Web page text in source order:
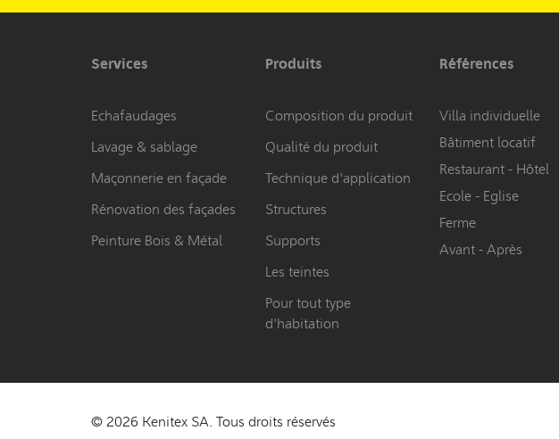
Services
Echafaudages
Lavage & sablage
Maçonnerie en façade
Rénovation des façades
Peinture Bois & Métal
Produits
Composition du produit
Qualité du produit
Technique d'application
Structures
Supports
Les teintes
Pour tout type
d'habitation
Références
Villa individuelle
Bâtiment locatif
Restaurant - Hôtel
Ecole - Eglise
Ferme
Avant - Après
© 2026 Kenitex SA. Tous droits réservés